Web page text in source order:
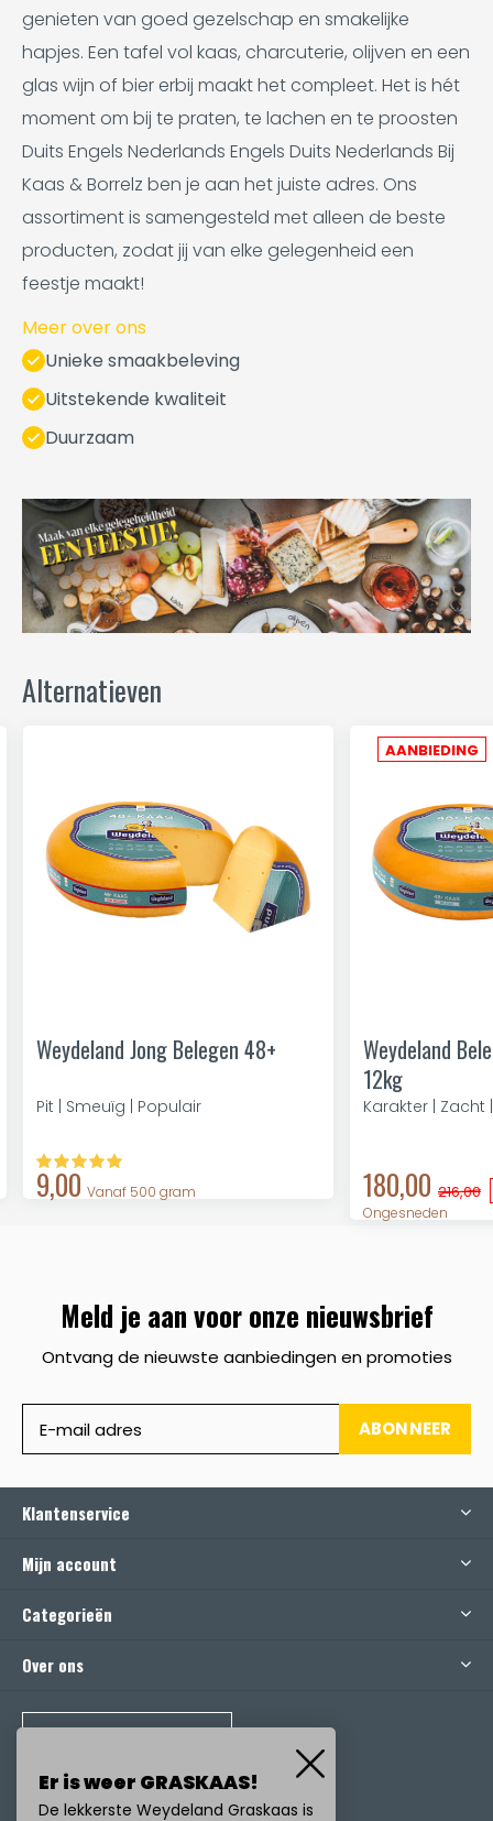
genieten van goed gezelschap en smakelijke
hapjes. Een tafel vol kaas, charcuterie, olijven en een
glas wijn of bier erbij maakt het compleet. Het is hét
moment om bij te praten, te lachen en te proosten
Duits Engels Nederlands Engels Duits Nederlands Bij
Kaas & Borrelz ben je aan het juiste adres. Ons
assortiment is samengesteld met alleen de beste
producten, zodat jij van elke gelegenheid een
feestje maakt!
Meer over ons
Unieke smaakbeleving
Uitstekende kwaliteit
Duurzaam
Alternatieven
Weydeland Jong Belegen 48+
Pit | Smeuïg | Populair
9,00 Vanaf 500 gram
AANBIEDING
Weydeland
12kg
Karakter | Zacht
180,00 216,00
Ongesneden
Meld je aan voor onze nieuwsbrief
Ontvang de nieuwste aanbiedingen en promoties
ABONNEER
Klantenservice
Mijn account
Categorieën
Over ons
Er is weer GRASKAAS!
De lekkerste Weydeland Graskaas is